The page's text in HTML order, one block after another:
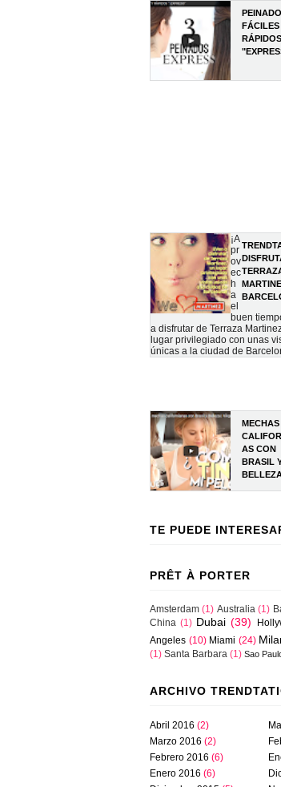
FÁCILES
RÁPIDOS
¡A
pr
ov
ec
h
a
el
buen
a disfrutar de Terraza
lugar privilegiado con unas
únicas a la ciudad de
MECHAS
AS CON
BRASIL
TE PUEDE
PRÊT À PORTER
Amsterdam (1) Australia (1)
China (1) Dubai (39)
Angeles (10) Miami (24)
(1) Santa Barbara (1) Sao
ARCHIVO
Abril 2016 (2)
Marzo 2016 (2)
Febrero 2016 (6)
Enero 2016 (6)